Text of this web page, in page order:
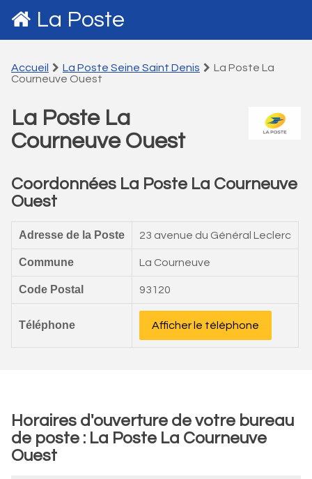
La Poste
Accueil La Poste Seine Saint Denis
La Poste La
Courneuve Ouest
La Poste La
Courneuve Ouest
Coordonnées La Poste La Courneuve
Ouest
Adresse de la Poste 23 avenue du Général Leclerc
Commune La Courneuve
Code Postal 93120
Téléphone Afficher le téléphone
Horaires d'ouverture de votre bureau
de poste : La Poste La Courneuve
Ouest